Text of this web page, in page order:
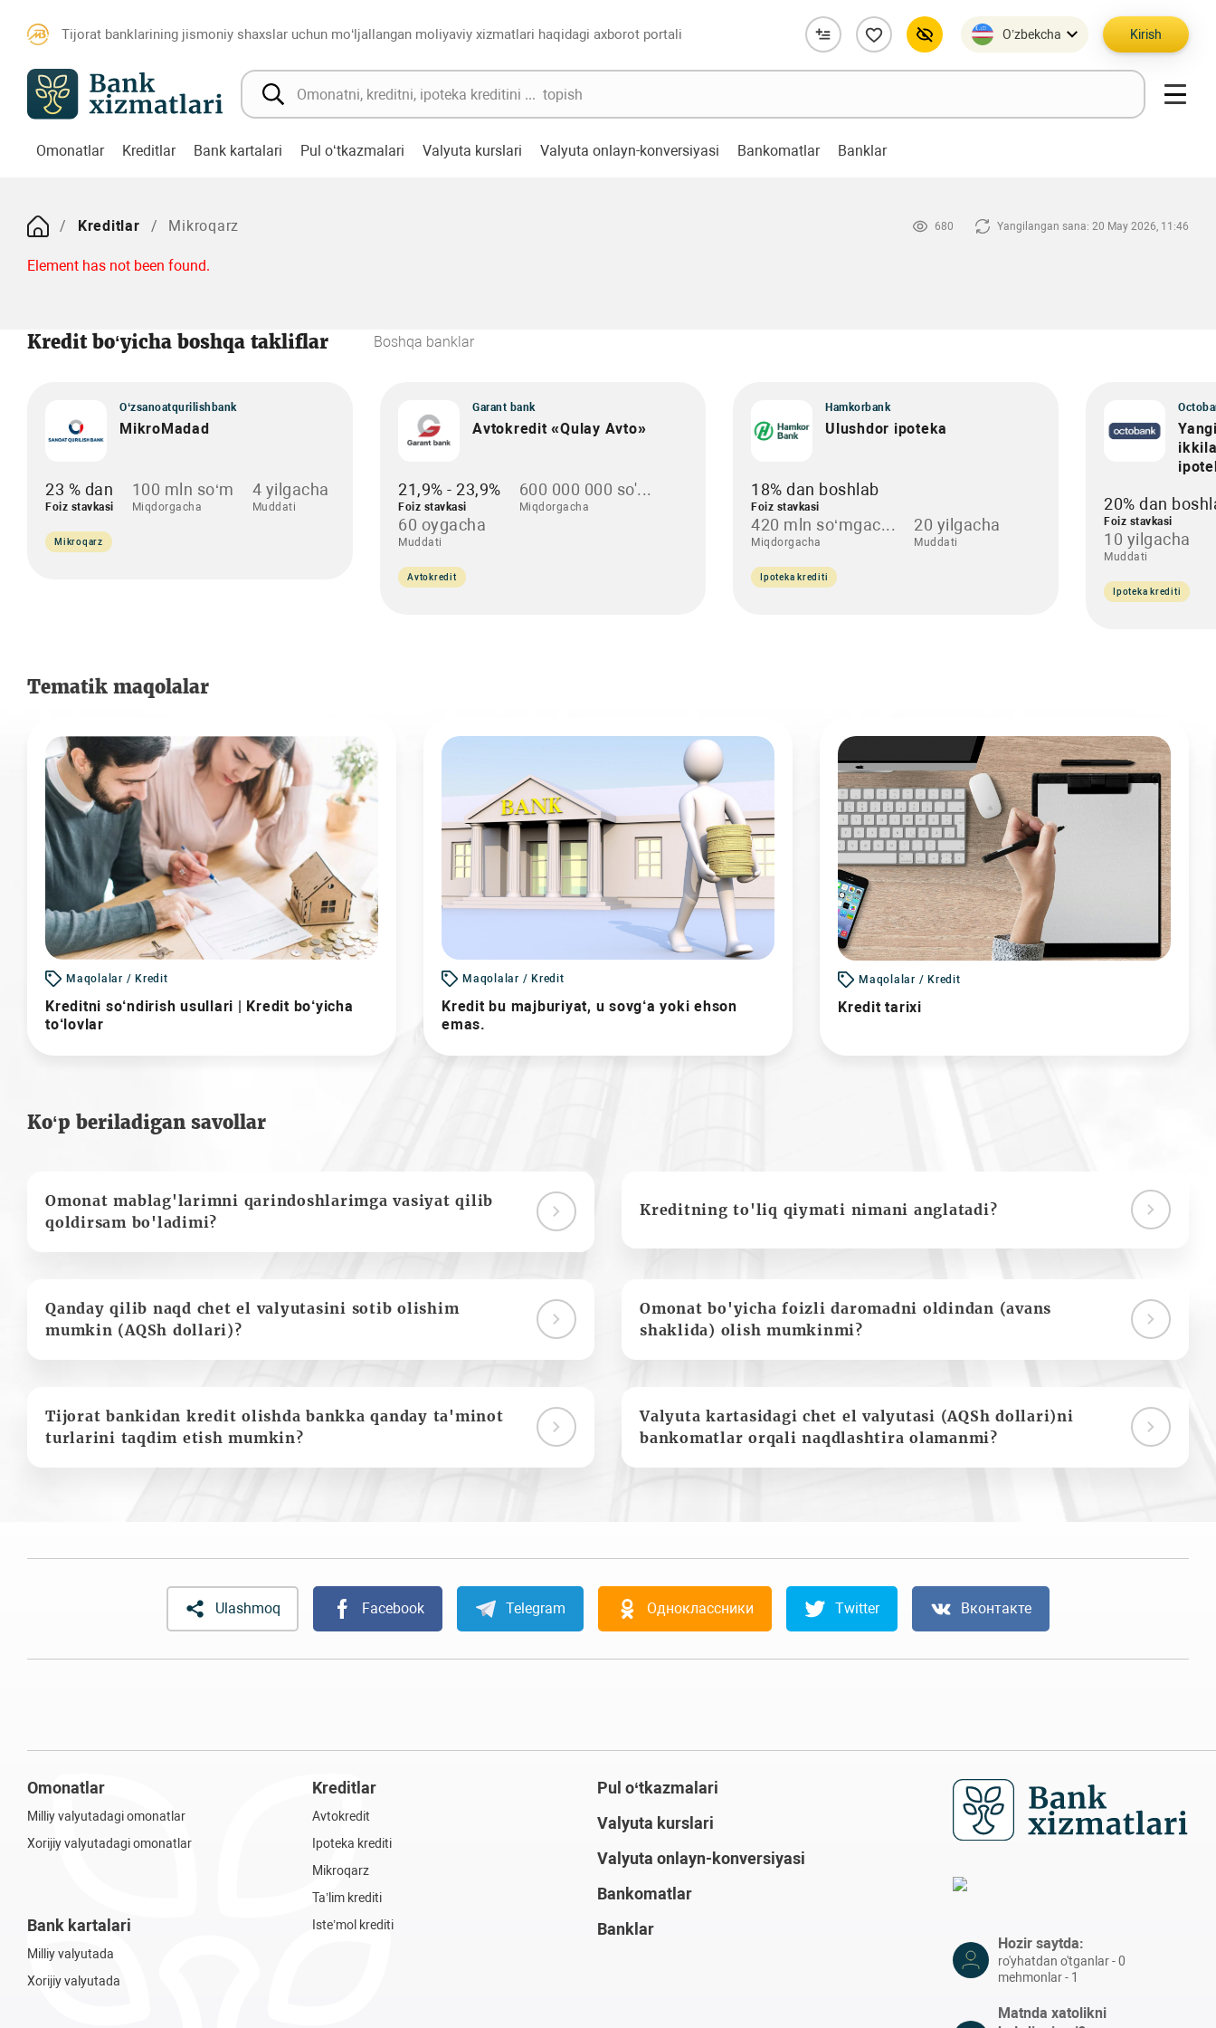
Tijorat banklarining jismoniy shaxslar uchun mo‘ljallangan moliyaviy xizmatlari haqidagi axborot portali O’zbekcha Kirish
Omonatlar Kreditlar Bank kartalari Pul o‘tkazmalari Valyuta kurslari Valyuta onlayn-konversiyasi Bankomatlar Banklar
Kreditlar Mikroqarz 680 Yangilangan sana: 20 May 2026, 11:46
Element has not been found.
Kredit bo‘yicha boshqa takliflar Boshqa banklar
O‘zsanoatqurilishbank
MikroMadad
23 % dan
Foiz stavkasi
100 mln so‘m
Miqdorgacha
4 yilgacha
Muddati
Mikroqarz
Garant bank
Avtokredit «Qulay Avto»
21,9% - 23,9%
Foiz stavkasi
600 000 000 so'...
Miqdorgacha
60 oygacha
Muddati
Avtokredit
Hamkorbank
Ulushdor ipoteka
18% dan boshlab
Foiz stavkasi
420 mln so‘mgac...
Miqdorgacha
20 yilgacha
Muddati
Ipoteka krediti
20% dan
Foiz stavkasi
10 yilgacha
Muddati
Ipoteka krediti
Tematik maqolalar
Maqolalar / Kredit
Kreditni so‘ndirish usullari | Kredit bo‘yicha
to‘lovlar
Maqolalar / Kredit
Kredit bu majburiyat, u sovg‘a yoki ehson
emas.
Maqolalar / Kredit
Kredit tarixi
Ko‘p beriladigan savollar
Omonat mablag'larimni qarindoshlarimga vasiyat qilib
qoldirsam bo'ladimi?
Kreditning to'liq qiymati nimani anglatadi?
Qanday qilib naqd chet el valyutasini sotib olishim
mumkin (AQSh dollari)?
Omonat bo'yicha foizli daromadni oldindan (avans
shaklida) olish mumkinmi?
Tijorat bankidan kredit olishda bankka qanday ta'minot
turlarini taqdim etish mumkin?
Valyuta kartasidagi chet el valyutasi (AQSh dollari)ni
bankomatlar orqali naqdlashtira olamanmi?
Ulashmoq Facebook Telegram Одноклассники Twitter Вконтакте
Omonatlar
Milliy valyutadagi omonatlar
Xorijiy valyutadagi omonatlar
Bank kartalari
Milliy valyutada
Xorijiy valyutada
Kreditlar
Avtokredit
Ipoteka krediti
Mikroqarz
Ta’lim krediti
Iste’mol krediti
Pul o‘tkazmalari
Valyuta kurslari
Valyuta onlayn-konversiyasi
Bankomatlar
Banklar
Hozir saytda:
ro'yhatdan o'tganlar - 0
mehmonlar - 1
Matnda xatolikni